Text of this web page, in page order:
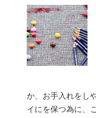
か、お手入れをし
イにを保つ為に、